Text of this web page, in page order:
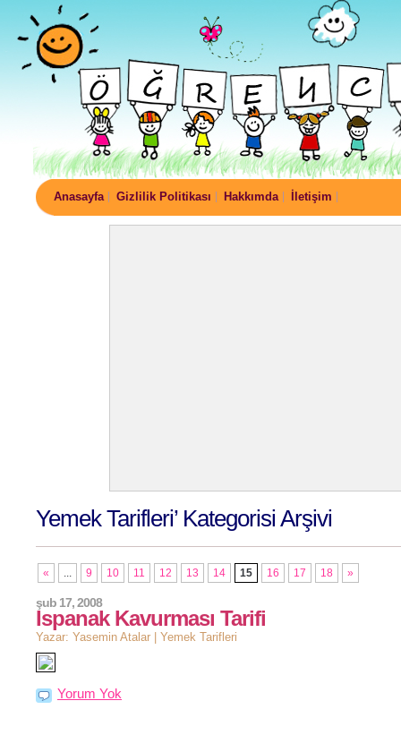
Anasayfa Gizlilik Politikası Hakkımda İletişim
Yemek Tarifleri’ Kategorisi Arşivi
« 9 10 11 12 13 14 15 16 17 18 »
Ispanak Kavurması Tarifi
şub 17, 2008
Yazar: Yasemin Atalar | Yemek Tarifleri
Yorum Yok